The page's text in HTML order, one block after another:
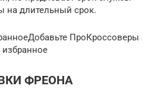
на длительный срок.
ПроКроссоверы
избранное
ФРЕОНА